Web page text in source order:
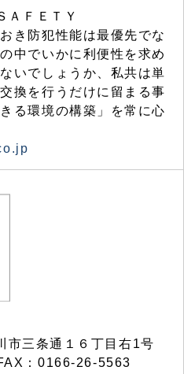
ＡＦＥＴＹ
き防犯性能は最優先でな
中でいかに利便性を求め
いでしょうか、私共は単
換を行うだけに留まる事
る環境の構築」を常に心
三条通１６丁目右1号
：0166-26-5563